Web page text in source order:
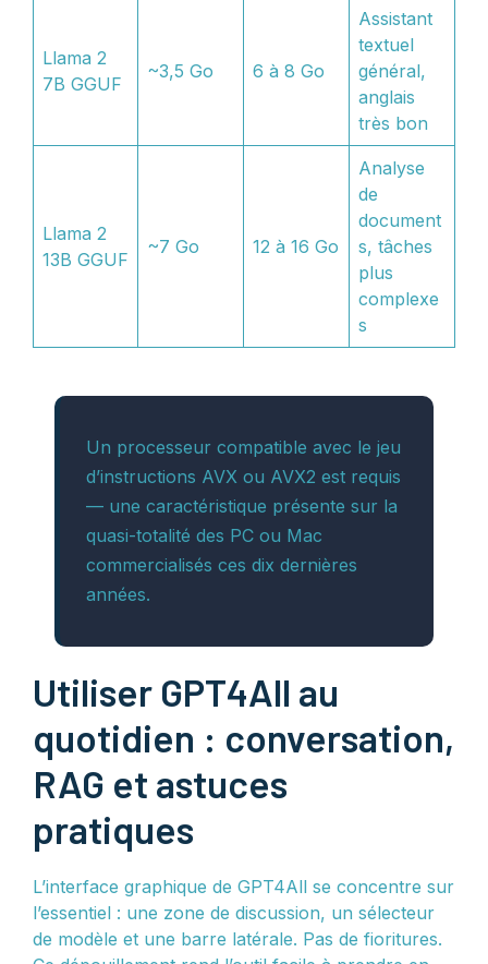
Llama 2
7B GGUF
~3,5 Go 6 à 8 Go
Assistant
textuel
général,
anglais
très bon
Llama 2
13B GGUF
~7 Go 12 à 16 Go
Analyse
de
document
s, tâches
plus
complexe
s
Un processeur compatible avec le jeu
d’instructions AVX ou AVX2 est requis
— une caractéristique présente sur la
quasi-totalité des PC ou Mac
commercialisés ces dix dernières
années.
Utiliser GPT4All au
quotidien : conversation,
RAG et astuces
pratiques
L’interface graphique de GPT4All se concentre sur
l’essentiel : une zone de discussion, un sélecteur
de modèle et une barre latérale. Pas de fioritures.